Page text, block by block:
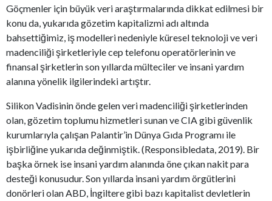
Göçmenler için büyük veri araştırmalarında dikkat edilmesi bir
konu da, yukarıda gözetim kapitalizmi adı altında
bahsettiğimiz, iş modelleri nedeniyle küresel teknoloji ve veri
madenciliği şirketleriyle cep telefonu operatörlerinin ve
finansal şirketlerin son yıllarda mülteciler ve insani yardım
alanına yönelik ilgilerindeki artıştır.
Silikon Vadisinin önde gelen veri madenciliği şirketlerinden
olan, gözetim toplumu hizmetleri sunan ve CIA gibi güvenlik
kurumlarıyla çalışan Palantir’in Dünya Gıda Programı ile
işbirliğine yukarıda değinmiştik. (Responsibledata, 2019). Bir
başka örnek ise insani yardım alanında öne çıkan nakit para
desteği konusudur. Son yıllarda insani yardım örgütlerini
donörleri olan ABD, İngiltere gibi bazı kapitalist devletlerin